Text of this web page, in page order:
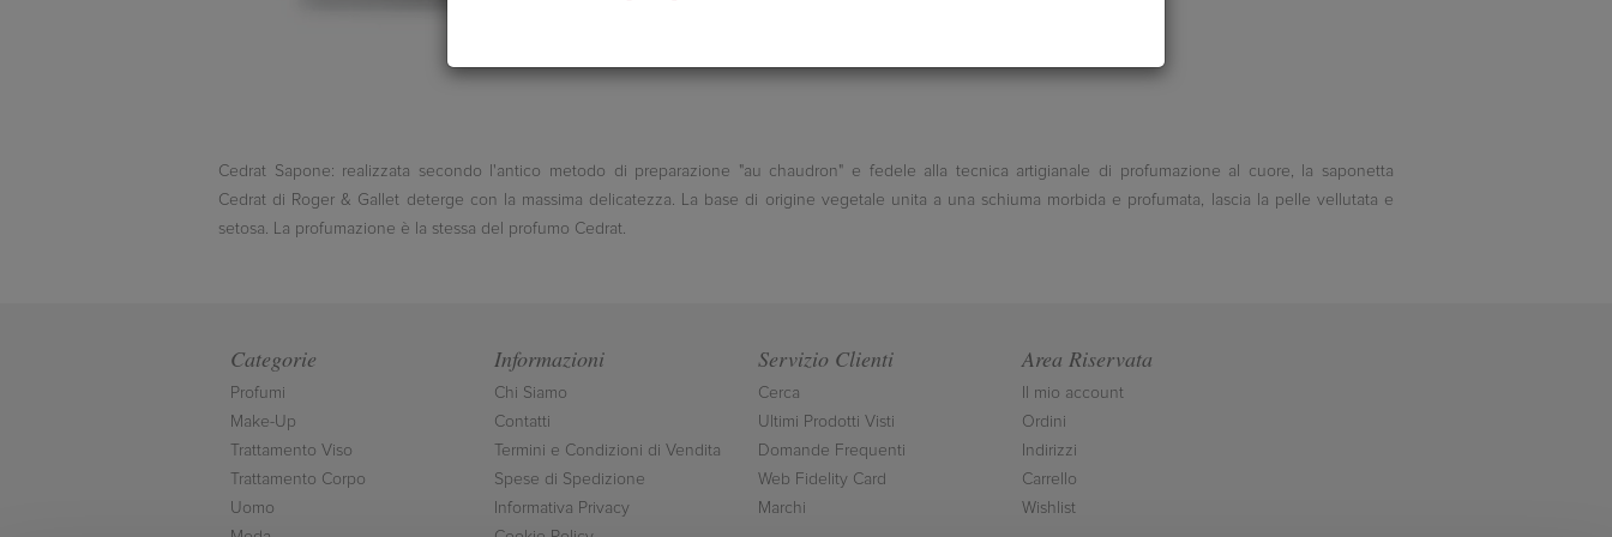
Cedrat Sapone: realizzata secondo l'antico metodo di preparazione "au chaudron" e fedele alla tecnica artigianale di profumazione al cuore, la saponetta
Cedrat di Roger & Gallet deterge con la massima delicatezza. La base di origine vegetale unita a una schiuma morbida e profumata, lascia la pelle vellutata e
setosa. La profumazione è la stessa del profumo Cedrat.
Categorie
Profumi
Make-Up
Trattamento Viso
Trattamento Corpo
Uomo
Informazioni
Chi Siamo
Contatti
Termini e Condizioni di Vendita
Spese di Spedizione
Informativa Privacy
Servizio Clienti
Cerca
Ultimi Prodotti Visti
Domande Frequenti
Web Fidelity Card
Marchi
Area Riservata
Il mio account
Ordini
Indirizzi
Carrello
Wishlist